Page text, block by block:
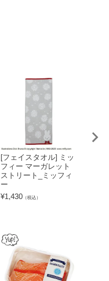
[フェイスタオル] ミッ
フィー マーガレット
ストリート_ミッフィ
ー
¥1,430 （税込）